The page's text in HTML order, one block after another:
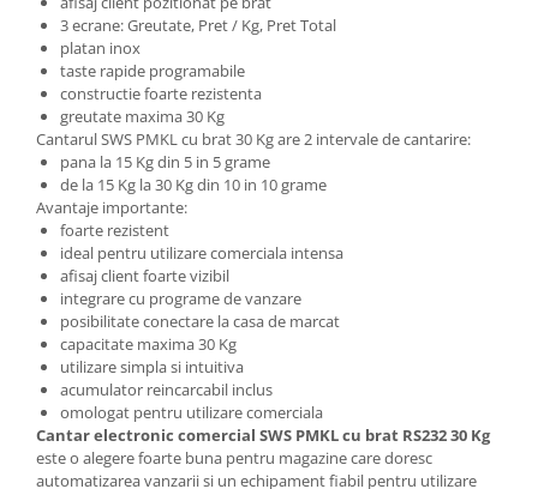
3 ecrane: Greutate, Pret / Kg, Pret Total
platan inox
taste rapide programabile
constructie foarte rezistenta
greutate maxima 30 Kg
Cantarul SWS PMKL cu brat 30 Kg are 2 intervale de cantarire:
pana la 15 Kg din 5 in 5 grame
de la 15 Kg la 30 Kg din 10 in 10 grame
Avantaje importante:
foarte rezistent
ideal pentru utilizare comerciala intensa
afisaj client foarte vizibil
integrare cu programe de vanzare
posibilitate conectare la casa de marcat
capacitate maxima 30 Kg
utilizare simpla si intuitiva
acumulator reincarcabil inclus
omologat pentru utilizare comerciala
Cantar electronic comercial SWS PMKL cu brat RS232 30 Kg
este o alegere foarte buna pentru magazine care doresc
automatizarea vanzarii si un echipament fiabil pentru utilizare